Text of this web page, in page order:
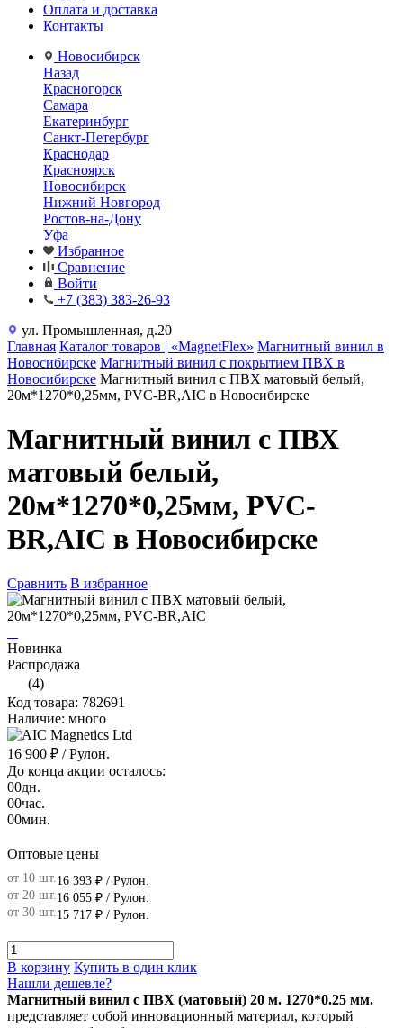
Оплата и доставка
Контакты
Новосибирск
Назад
Красногорск
Самара
Екатеринбург
Санкт-Петербург
Краснодар
Красноярск
Новосибирск
Нижний Новгород
Ростов-на-Дону
Уфа
Избранное
Сравнение
Войти
+7 (383) 383-26-93
ул. Промышленная, д.20
Главная Каталог товаров | «MagnetFlex» Магнитный винил в
Новосибирске Магнитный винил с покрытием ПВХ в
Новосибирске Магнитный винил с ПВХ матовый белый,
20м*1270*0,25мм, PVC-BR,AIC в Новосибирске
Магнитный винил с ПВХ
матовый белый,
20м*1270*0,25мм, PVC-
BR,AIC в Новосибирске
Сравнить В избранное
Новинка
Распродажа
(4)
Код товара: 782691
Наличие: много
16 900 ₽ / Рулон.
До конца акции осталось:
00дн.
00час.
00мин.
Оптовые цены
от 10 шт. 16 393 ₽ / Рулон.
от 20 шт. 16 055 ₽ / Рулон.
от 30 шт. 15 717 ₽ / Рулон.
В корзину Купить в один клик
Нашли дешевле?
Магнитный винил с ПВХ (матовый) 20 м. 1270*0.25 мм.
представляет собой инновационный материал, который